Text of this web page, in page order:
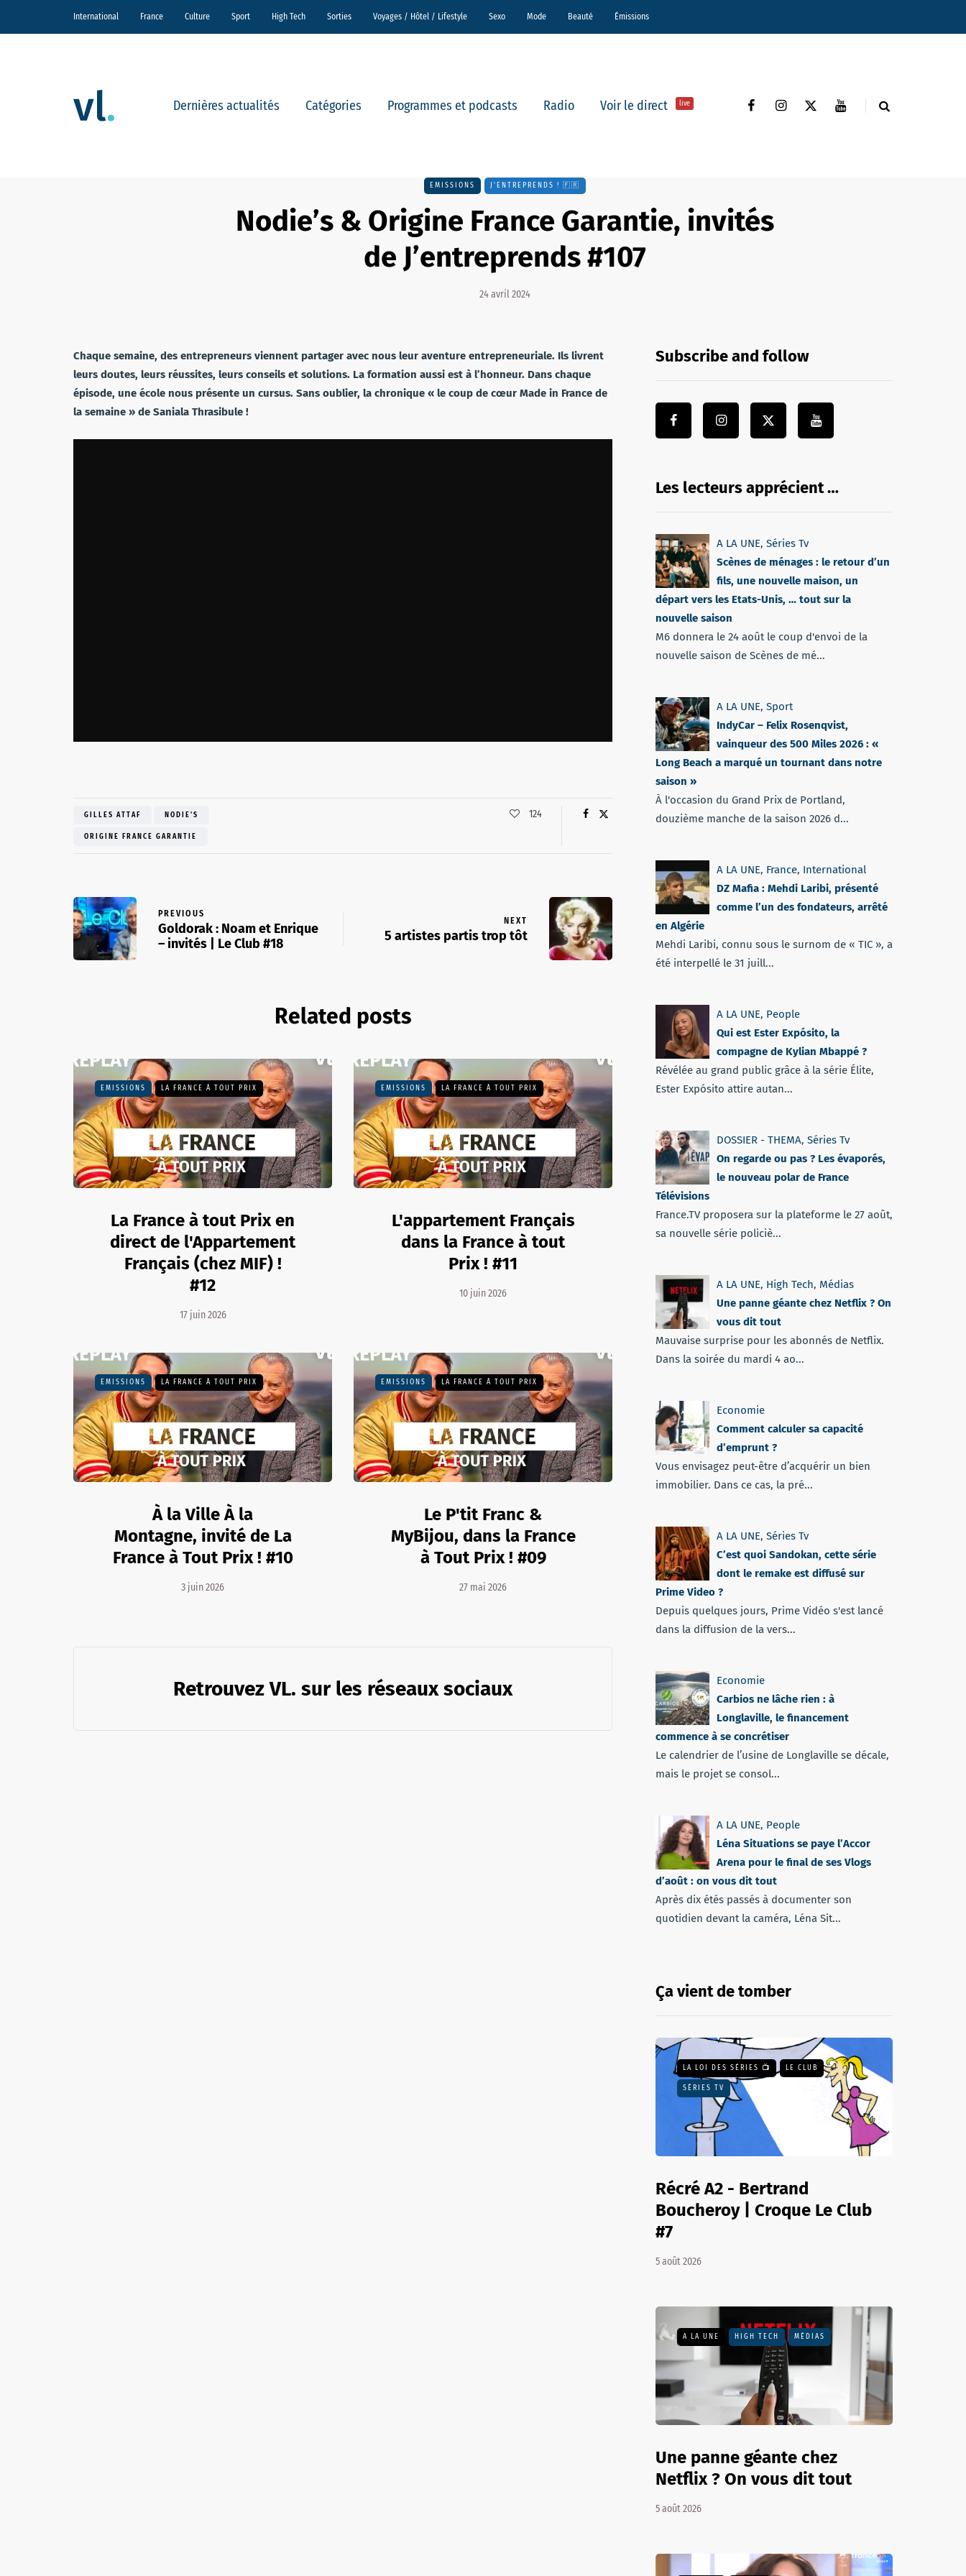
International France Culture Sport High Tech Sorties Voyages / Hôtel / Lifestyle Sexo Mode Beauté Émissions
Dernières actualités Catégories Programmes et podcasts Radio Voir le direct live
EMISSIONS J'ENTREPRENDS ! 🇫🇷
Nodie’s & Origine France Garantie, invités
de J’entreprends #107
24 avril 2024
Chaque semaine, des entrepreneurs viennent partager avec nous leur aventure entrepreneuriale. Ils livrent
leurs doutes, leurs réussites, leurs conseils et solutions. La formation aussi est à l’honneur. Dans chaque
épisode, une école nous présente un cursus. Sans oublier, la chronique « le coup de cœur Made in France de
la semaine » de Saniala Thrasibule !
GILLES ATTAF NODIE'S
ORIGINE FRANCE GARANTIE
124
PREVIOUS
Goldorak : Noam et Enrique
– invités | Le Club #18
NEXT
5 artistes partis trop tôt
Related posts
EMISSIONS LA FRANCE À TOUT PRIX
La France à tout Prix en
direct de l'Appartement
Français (chez MIF) !
#12
17 juin 2026
EMISSIONS LA FRANCE À TOUT PRIX
L'appartement Français
dans la France à tout
Prix ! #11
10 juin 2026
EMISSIONS LA FRANCE À TOUT PRIX
À la Ville À la
Montagne, invité de La
France à Tout Prix ! #10
3 juin 2026
EMISSIONS LA FRANCE À TOUT PRIX
Le P'tit Franc &
MyBijou, dans la France
à Tout Prix ! #09
27 mai 2026
Retrouvez VL. sur les réseaux sociaux
Subscribe and follow
Les lecteurs apprécient …
A LA UNE, Séries Tv
Scènes de ménages : le retour d’un
fils, une nouvelle maison, un
départ vers les Etats-Unis, … tout sur la
nouvelle saison
M6 donnera le 24 août le coup d'envoi de la
nouvelle saison de Scènes de mé...
A LA UNE, Sport
IndyCar – Felix Rosenqvist,
vainqueur des 500 Miles 2026 : «
Long Beach a marqué un tournant dans notre
saison »
À l'occasion du Grand Prix de Portland,
douzième manche de la saison 2026 d...
A LA UNE, France, International
DZ Mafia : Mehdi Laribi, présenté
comme l’un des fondateurs, arrêté
en Algérie
Mehdi Laribi, connu sous le surnom de « TIC », a
été interpellé le 31 juill...
A LA UNE, People
Qui est Ester Expósito, la
compagne de Kylian Mbappé ?
Révélée au grand public grâce à la série Élite,
Ester Expósito attire autan...
DOSSIER - THEMA, Séries Tv
On regarde ou pas ? Les évaporés,
le nouveau polar de France
Télévisions
France.TV proposera sur la plateforme le 27 août,
sa nouvelle série policiè...
A LA UNE, High Tech, Médias
Une panne géante chez Netflix ? On
vous dit tout
Mauvaise surprise pour les abonnés de Netflix.
Dans la soirée du mardi 4 ao...
Economie
Comment calculer sa capacité
d’emprunt ?
Vous envisagez peut-être d’acquérir un bien
immobilier. Dans ce cas, la pré...
A LA UNE, Séries Tv
C’est quoi Sandokan, cette série
dont le remake est diffusé sur
Prime Video ?
Depuis quelques jours, Prime Vidéo s'est lancé
dans la diffusion de la vers...
Economie
Carbios ne lâche rien : à
Longlaville, le financement
commence à se concrétiser
Le calendrier de l’usine de Longlaville se décale,
mais le projet se consol...
A LA UNE, People
Léna Situations se paye l’Accor
Arena pour le final de ses Vlogs
d’août : on vous dit tout
Après dix étés passés à documenter son
quotidien devant la caméra, Léna Sit...
Ça vient de tomber
LA LOI DES SÉRIES 📺 LE CLUB
SÉRIES TV
Récré A2 - Bertrand
Boucheroy | Croque Le Club
#7
5 août 2026
A LA UNE HIGH TECH MÉDIAS
Une panne géante chez
Netflix ? On vous dit tout
5 août 2026